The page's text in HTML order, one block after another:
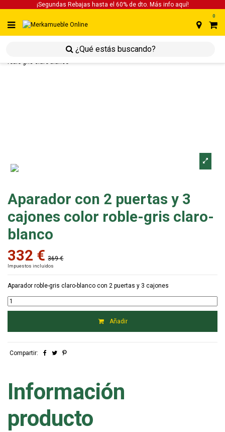
¡Segundas Rebajas hasta el 60% de dto. Más info aquí!
0
salones
aparador con 2 puertas y 3 cajones color
roble-gris claro-blanco
Aparador con 2 puertas y 3
cajones color roble-gris claro-
blanco
332 € 369 €
Impuestos incluidos
Aparador roble-gris claro-blanco con 2 puertas y 3 cajones
Añadir
Compartir:
Información
producto